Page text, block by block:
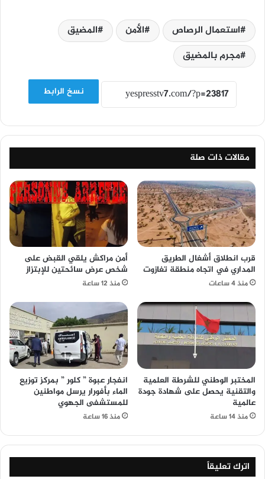
استعمال الرصاص الأمن
المضيق
مجرم بالمضيق
نسخ الرابط
مقالات ذات صلة
قرب انطلاق أشغال الطريق
المداري في اتجاه منطقة تغازوت
منذ 4 ساعات
أمن مراكش يلقي القبض على
شخص عرض سائحتين للإبتزاز
منذ 12 ساعة
المختبر الوطني للشرطة العلمية
والتقنية يحصل على شهادة جودة
عالمية
منذ 14 ساعة
انفجار عبوة ” كلور ” بمركز توزيع
الماء بأفورار يرسل مواطنين
للمستشفى الجهوي
منذ 16 ساعة
اترك تعليقاً